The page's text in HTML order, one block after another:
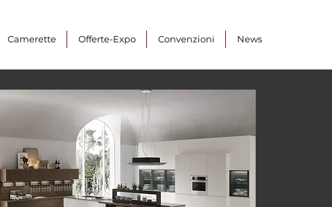
Camerette Offerte-Expo Convenzioni News